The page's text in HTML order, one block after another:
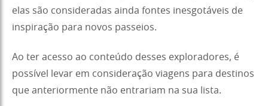
elas são consideradas ainda fontes inesgotáveis de
inspiração para novos passeios.
Ao ter acesso ao conteúdo desses exploradores, é
possível levar em consideração viagens para destinos
que anteriormente não entrariam na sua lista.